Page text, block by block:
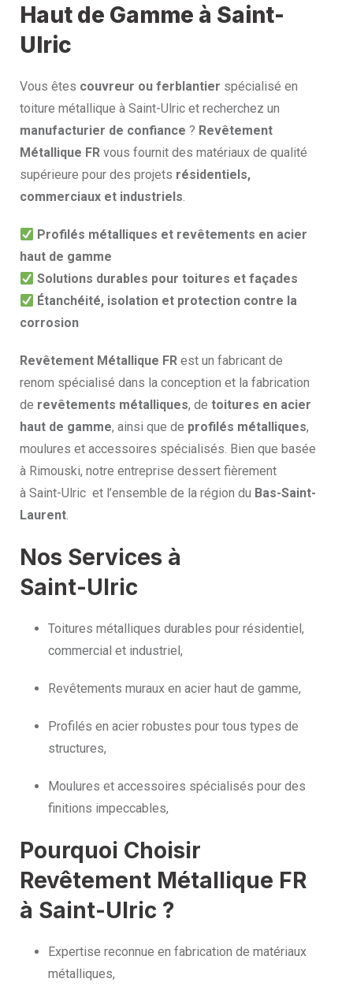
Haut de Gamme à Saint-
Ulric
Vous êtes couvreur ou ferblantier spécialisé en
toiture métallique à Saint-Ulric et recherchez un
manufacturier de confiance ? Revêtement
Métallique FR vous fournit des matériaux de qualité
supérieure pour des projets résidentiels,
commerciaux et industriels.
Profilés métalliques et revêtements en acier
haut de gamme
Solutions durables pour toitures et façades
Étanchéité, isolation et protection contre la
corrosion
Revêtement Métallique FR est un fabricant de
renom spécialisé dans la conception et la fabrication
de revêtements métalliques, de toitures en acier
haut de gamme, ainsi que de profilés métalliques,
moulures et accessoires spécialisés. Bien que basée
à Rimouski, notre entreprise dessert fièrement
à Saint-Ulric et l’ensemble de la région du Bas-Saint-
Laurent.
Nos Services à
Saint-Ulric
Toitures métalliques durables pour résidentiel,
commercial et industriel,
Revêtements muraux en acier haut de gamme,
Profilés en acier robustes pour tous types de
structures,
Moulures et accessoires spécialisés pour des
finitions impeccables,
Pourquoi Choisir
Revêtement Métallique FR
à Saint-Ulric ?
Expertise reconnue en fabrication de matériaux
métalliques,